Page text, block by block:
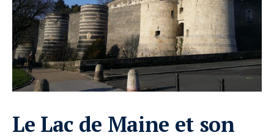
Le Lac de Maine et son